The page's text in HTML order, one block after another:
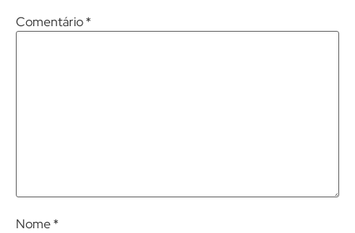
Comentário*
Nome*